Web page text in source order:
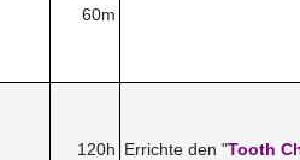
60m
120h Errichte den "Tooth